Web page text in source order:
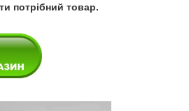
потрібний товар.